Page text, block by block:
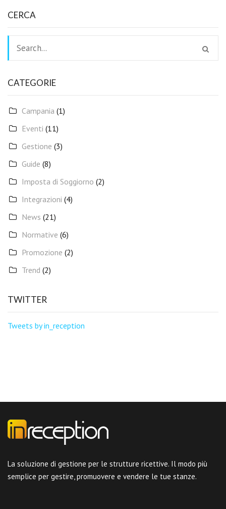
CERCA
CATEGORIE
Campania (1)
Eventi (11)
Gestione (3)
Guide (8)
Imposta di Soggiorno (2)
Integrazioni (4)
News (21)
Normative (6)
Promozione (2)
Trend (2)
TWITTER
Tweets by in_reception
La soluzione di gestione per le strutture ricettive. Il modo più
semplice per gestire, promuovere e vendere le tue stanze.